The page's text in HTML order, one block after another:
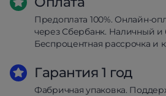
Предоплата 100%. Онлайн-
через Сбербанк. Наличный и
Беспроцентная рассрочка и
Гарантия 1 год
Фабричная упаковка.